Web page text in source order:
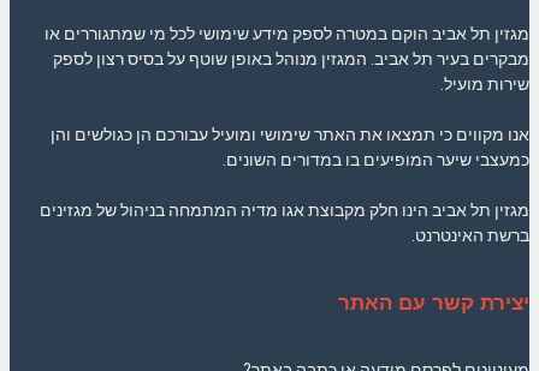
מגזין תל אביב הוקם במטרה לספק מידע שימושי לכל מי שמתגוררים או
מבקרים בעיר תל אביב. המגזין מנוהל באופן שוטף על בסיס רצון לספק
שירות מועיל.
אנו מקווים כי תמצאו את האתר שימושי ומועיל עבורכם הן כגולשים והן
כמעצבי שיער המופיעים בו במדורים השונים.
מגזין תל אביב הינו חלק מקבוצת אגו מדיה המתמחה בניהול של מגזינים
ברשת האינטרנט.
יצירת קשר עם האתר